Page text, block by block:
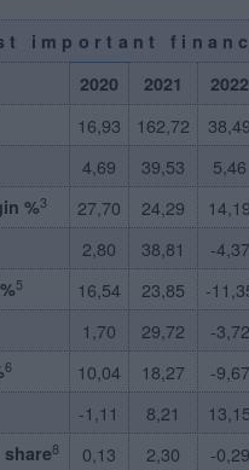
important
2020
2021 2022
16,93 162,72 38,49
4,69 39,53 5,46
%3 27,70 24,29 14,19
2,80 38,81 -4,37
5 16,54 23,85 -
1,70 29,72 -3,72
6 10,04 18,27 -9,67
-1,11 8,21 13,15
8 0,13 2,30 -0,29